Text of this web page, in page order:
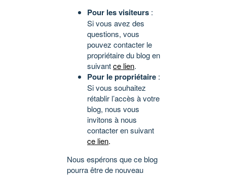
Pour les visiteurs :
Si vous avez des
questions, vous
pouvez contacter le
propriétaire du blog en
suivantce lien.
Pour le propriétaire :
Si vous souhaitez
rétablir l’accès à votre
blog, nous vous
invitons à nous
contacter en suivant
ce lien.
Nous espérons que ce blog
pourra être de nouveau